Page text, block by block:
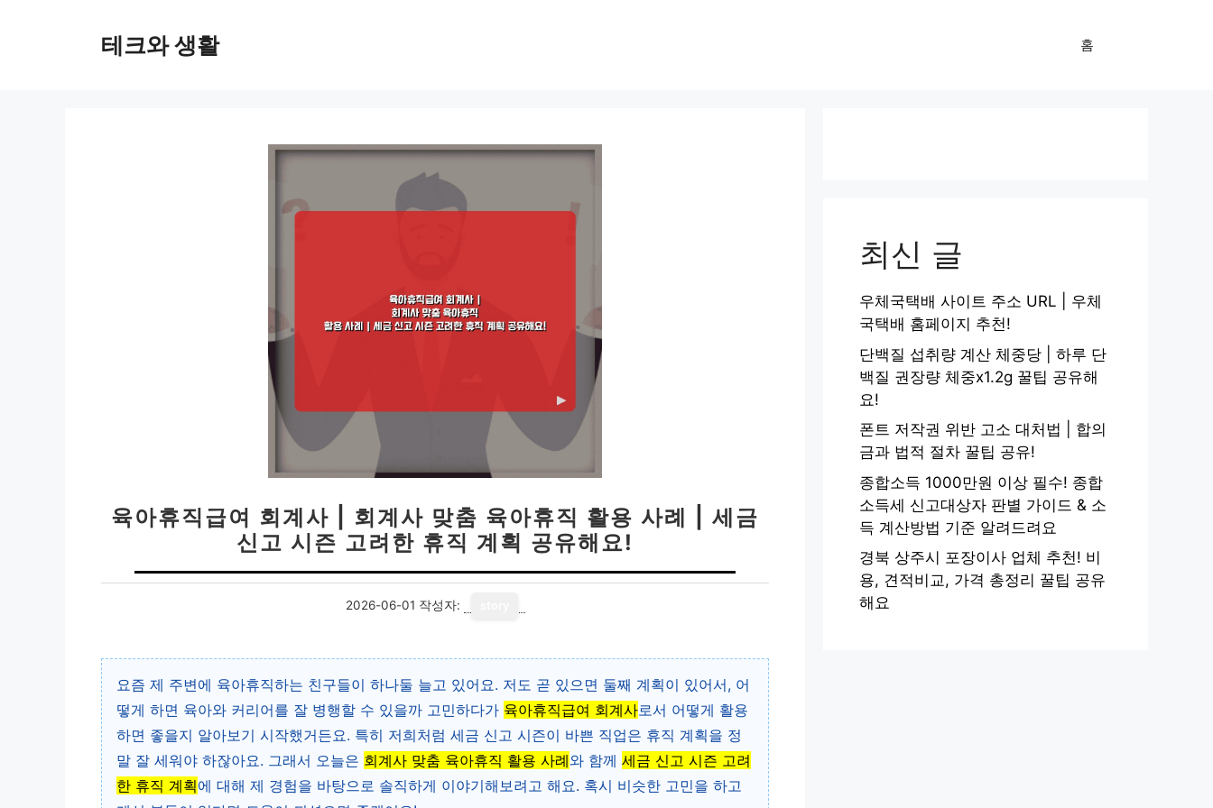
테크와 생활 홈
육아휴직급여 회계사 | 회계사 맞춤 육아휴직 활용 사례 | 세금
신고 시즌 고려한 휴직 계획 공유해요!
2026-06-01 작성자:
요즘 제 주변에 육아휴직하는 친구들이 하나둘 늘고 있어요. 저도 곧 있으면 둘째 계획이 있어서, 어
떻게 하면 육아와 커리어를 잘 병행할 수 있을까 고민하다가 육아휴직급여 회계사로서 어떻게 활용
하면 좋을지 알아보기 시작했거든요. 특히 저희처럼 세금 신고 시즌이 바쁜 직업은 휴직 계획을 정
말 잘 세워야 하잖아요. 그래서 오늘은 회계사 맞춤 육아휴직 활용 사례와 함께 세금 신고 시즌 고려
한 휴직 계획에 대해 제 경험을 바탕으로 솔직하게 이야기해보려고 해요. 혹시 비슷한 고민을 하고
최신 글
우체국택배 사이트 주소 URL | 우체
국택배 홈페이지 추천!
단백질 섭취량 계산 체중당 | 하루 단
백질 권장량 체중x1.2g 꿀팁 공유해
요!
폰트 저작권 위반 고소 대처법 | 합의
금과 법적 절차 꿀팁 공유!
종합소득 1000만원 이상 필수! 종합
소득세 신고대상자 판별 가이드 & 소
득 계산방법 기준 알려드려요
경북 상주시 포장이사 업체 추천! 비
용, 견적비교, 가격 총정리 꿀팁 공유
해요